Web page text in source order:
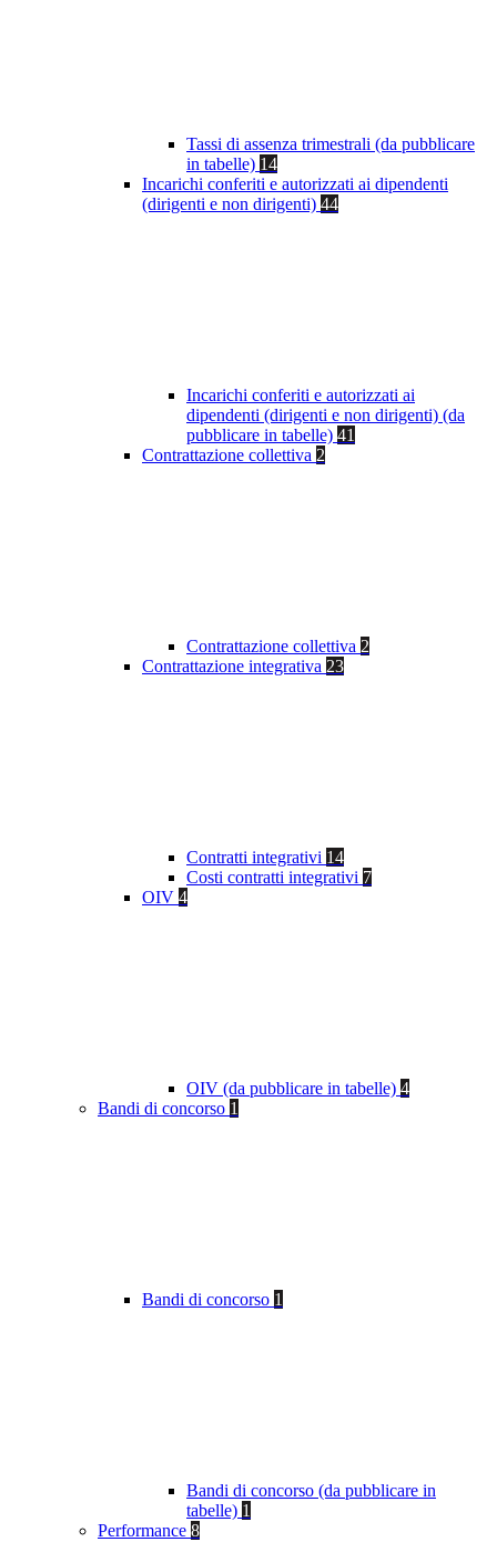
Tassi di assenza trimestrali (da pubblicare
in tabelle) 14
Incarichi conferiti e autorizzati ai dipendenti
(dirigenti e non dirigenti) 44
Incarichi conferiti e autorizzati ai
dipendenti (dirigenti e non dirigenti) (da
pubblicare in tabelle) 41
Contrattazione collettiva 2
Contrattazione collettiva 2
Contrattazione integrativa 23
Contratti integrativi 14
Costi contratti integrativi 7
OIV 4
OIV (da pubblicare in tabelle) 4
Bandi di concorso 1
Bandi di concorso 1
Bandi di concorso (da pubblicare in
tabelle) 1
Performance 8